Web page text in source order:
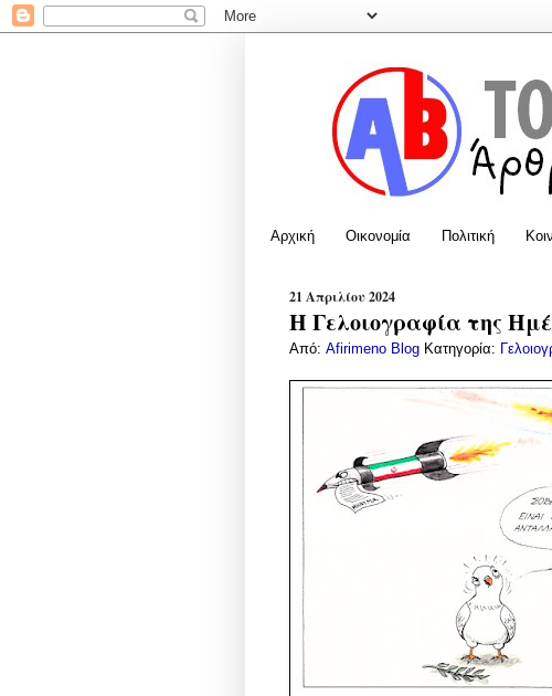
Αρχική Οικονομία Πολιτική
21 Απριλίου 2024
Η Γελοιογραφία της
Από: Afirimeno Blog Κατηγορία: